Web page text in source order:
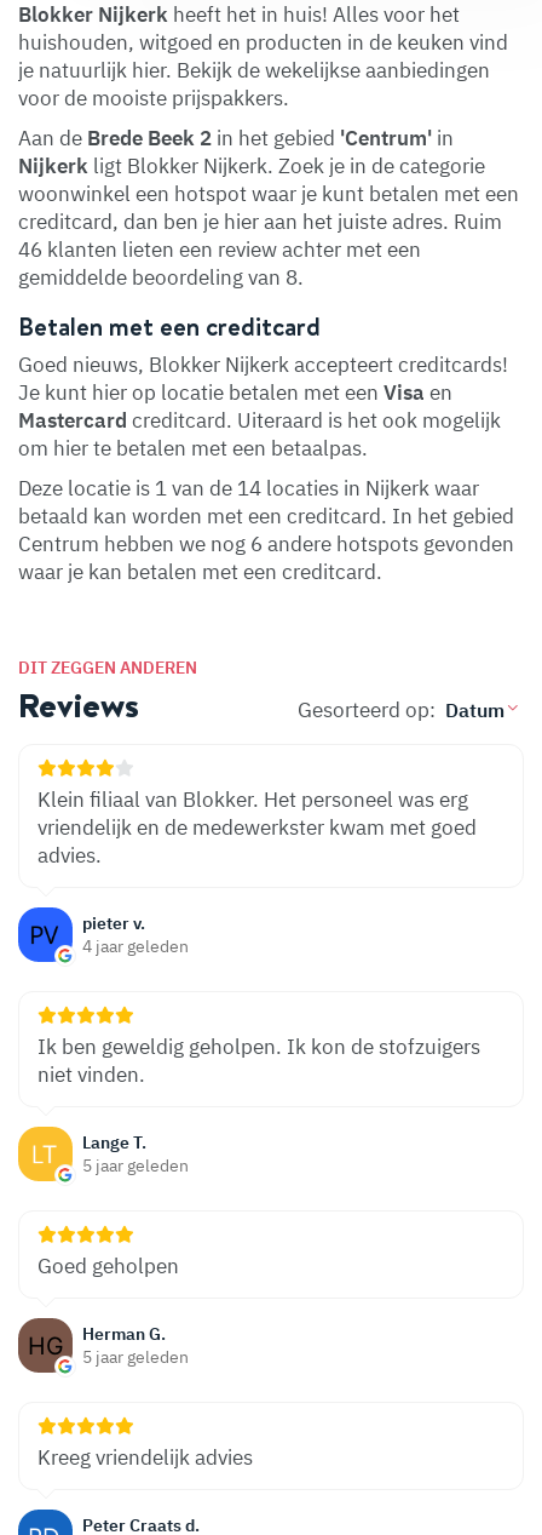
Blokker Nijkerk heeft het in huis! Alles voor het
huishouden, witgoed en producten in de keuken vind
je natuurlijk hier. Bekijk de wekelijkse aanbiedingen
voor de mooiste prijspakkers.
Aan de Brede Beek 2 in het gebied 'Centrum' in
Nijkerk ligt Blokker Nijkerk. Zoek je in de categorie
woonwinkel een hotspot waar je kunt betalen met een
creditcard, dan ben je hier aan het juiste adres. Ruim
46 klanten lieten een review achter met een
gemiddelde beoordeling van 8.
Betalen met een creditcard
Goed nieuws, Blokker Nijkerk accepteert creditcards!
Je kunt hier op locatie betalen met een Visa en
Mastercard creditcard. Uiteraard is het ook mogelijk
om hier te betalen met een betaalpas.
Deze locatie is 1 van de 14 locaties in Nijkerk waar
betaald kan worden met een creditcard. In het gebied
Centrum hebben we nog 6 andere hotspots gevonden
waar je kan betalen met een creditcard.
DIT ZEGGEN ANDEREN
Reviews Gesorteerd op:
pieter v.
4 jaar geleden
Klein filiaal van Blokker. Het personeel was erg
vriendelijk en de medewerkster kwam met goed
advies.
Lange T.
5 jaar geleden
Ik ben geweldig geholpen. Ik kon de stofzuigers
niet vinden.
Herman G.
5 jaar geleden
Goed geholpen
Peter Craats d.
Kreeg vriendelijk advies